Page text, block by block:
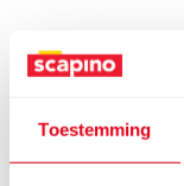
Toestemming